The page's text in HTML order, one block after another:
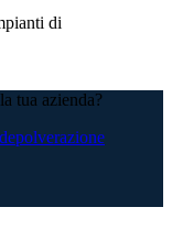
di
tua azienda?